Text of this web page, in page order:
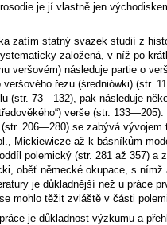
je jí vlastně jen
zatím statný svazek studií z
založená, v níž po
veršovém) následuje partie o
řezu (średniówki) (str.
(str. 73—132), pak následuje
verše (str.
206—280) se zabývá vývojem
Mickiewicze až k básníkům
polemický (str. 281 až 357) a
oběť německé okupace, s
je důkladnější než u práce
mohlo těžit zvláště v části
je důkladnost výzkumu a